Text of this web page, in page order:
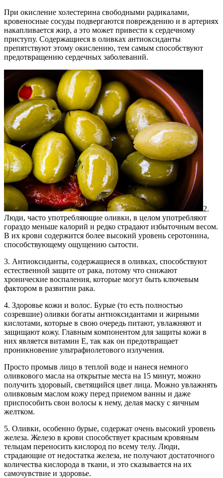
При окисление холестерина свободными радикалами,
кровеносные сосуды подвергаются повреждению и в артериях
накапливается жир, а это может привести к сердечному
приступу. Содержащиеся в оливках антиоксиданты
препятствуют этому окислению, тем самым способствуют
предотвращению сердечных заболеваний.
2.
Люди, часто употребляющие оливки, в целом употребляют
гораздо меньше калорий и редко страдают избыточным весом.
В их крови содержится более высокий уровень серотонина,
способствующему ощущению сытости.
3. Антиоксиданты, содержащиеся в оливках, способствуют
естественной защите от рака, потому что снижают
хронические воспаления, которые могут быть ключевым
фактором в развитии рака.
4. Здоровье кожи и волос. Бурые (то есть полностью
созревшие) оливки богаты антиоксидантами и жирными
кислотами, которые в свою очередь питают, увлажняют и
защищают кожу. Главным компонентом для защиты кожи в
них является витамин Е, так как он предотвращает
проникновение ультрафиолетового излучения.
Просто промыв лицо в теплой воде и нанеся немного
оливкового масла на открытые места на 15 минут, можно
получить здоровый, светящийся цвет лица. Можно увлажнять
оливковым маслом кожу перед приемом ванны и даже
приспособить свои волосы к нему, делая маску с яичным
желтком.
5. Оливки, особенно бурые, содержат очень высокий уровень
железа. Железо в крови способствует красным кровяным
тельцам переносить кислород по всему телу. Люди,
страдающие от недостатка железа, не получают достаточного
количества кислорода в ткани, и это сказывается на их
самочувствие и здоровье.